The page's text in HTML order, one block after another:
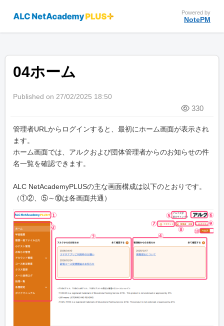
Powered by
NotePM
04ホーム
Published on 27/02/2025 18:50
330
管理者URLからログインすると、最初にホーム画面が表示され
ます。
ホーム画面では、アルクおよび団体管理者からのお知らせの件
名一覧を確認できます。
ALC NetAcademyPLUSの主な画面構成は以下のとおりです。
（①②、⑤～⑩は各画面共通）